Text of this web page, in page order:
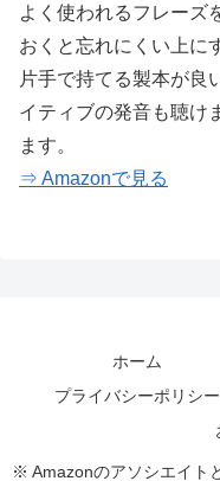
よく使われるフレーズ
おくと忘れにくい上に
片手で持てる製本が良
イティブの発音も聴け
ます。
⇒ Amazonで見る
ホーム
プライバシーポリシー
※ Amazonのアソシエイト